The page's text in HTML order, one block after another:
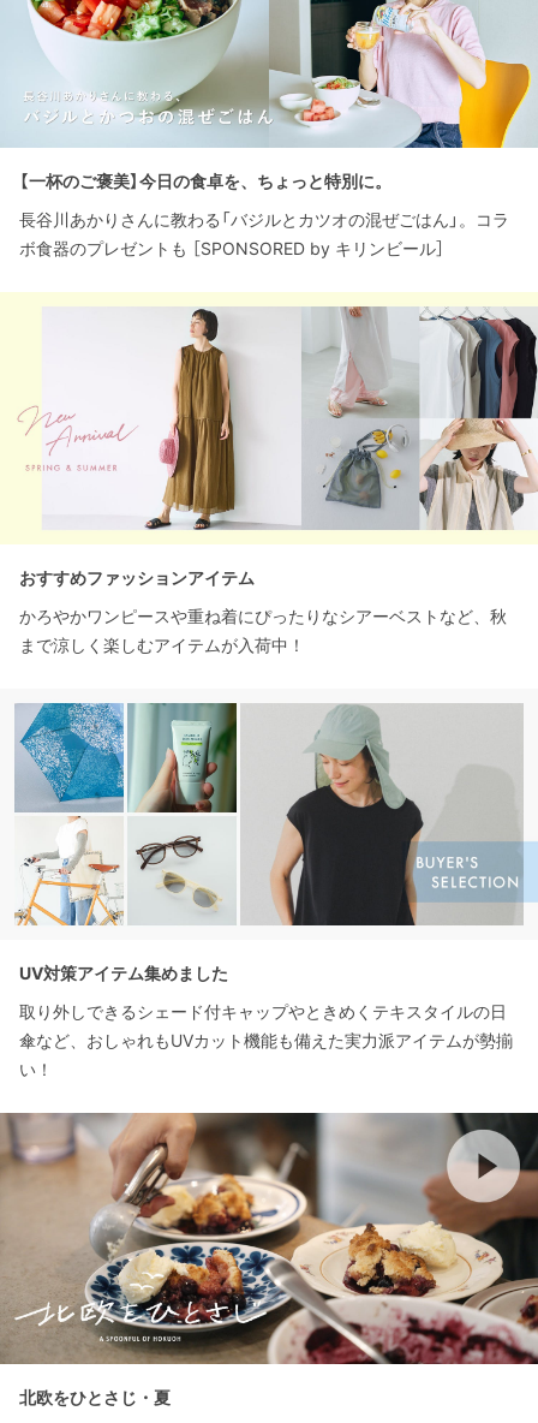
【一杯のご褒美】今日の食卓を、ちょっと特別に。
長谷川あかりさんに教わる「バジルとカツオの混ぜごはん」。コラ
ボ食器のプレゼントも ［SPONSORED by キリンビール］
おすすめファッションアイテム
かろやかワンピースや重ね着にぴったりなシアーベストなど、秋
まで涼しく楽しむアイテムが入荷中！
UV対策アイテム集めました
取り外しできるシェード付キャップやときめくテキスタイルの日
傘など、おしゃれもUVカット機能も備えた実力派アイテムが勢揃
い！
北欧をひとさじ・夏